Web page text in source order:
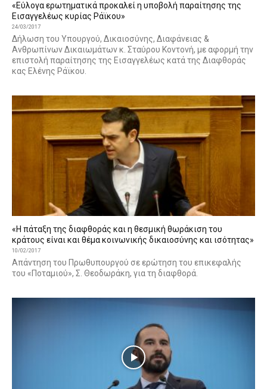
«Εύλογα ερωτηματικά προκαλεί η υποβολή παραίτησης της
Εισαγγελέως κυρίας Ράϊκου»
24/03/2017
Δήλωση του Υπουργού, Δικαιοσύνης, Διαφάνειας &
Ανθρωπίνων Δικαιωμάτων κ. Σταύρου Κοντονή, με αφορμή την
επιστολή παραίτησης της Εισαγγελέως κατά της Διαφθοράς
κας Ελένης Ράϊκου.
«Η πάταξη της διαφθοράς και η θεσμική θωράκιση του
κράτους είναι και θέμα κοινωνικής δικαιοσύνης και ισότητας»
10/02/2017
Απάντηση του Πρωθυπουργού σε ερώτηση του επικεφαλής
του «Ποταμιού», Σ. Θεοδωράκη, για τη διαφθορά.